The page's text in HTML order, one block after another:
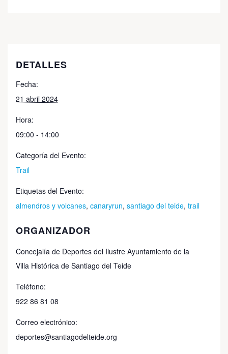
DETALLES
Fecha:
21 abril 2024
Hora:
09:00 - 14:00
Categoría del Evento:
Trail
Etiquetas del Evento:
almendros y volcanes, canaryrun, santiago del teide, trail
ORGANIZADOR
Concejalía de Deportes del Ilustre Ayuntamiento de la
Villa Histórica de Santiago del Teide
Teléfono:
922 86 81 08
Correo electrónico:
deportes@santiagodelteide.org